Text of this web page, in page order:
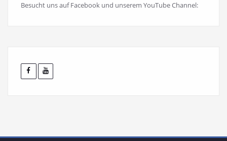
Besucht uns auf Facebook und unserem YouTube Channel: